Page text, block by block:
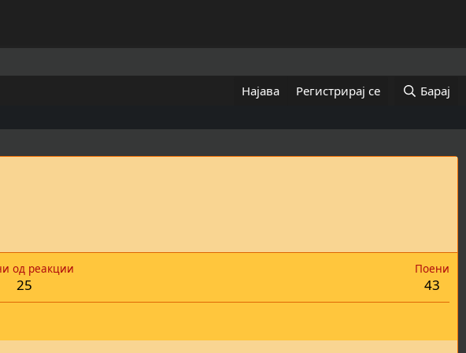
Најава Регистрирај се Барај
од реакции
25
Поени
43